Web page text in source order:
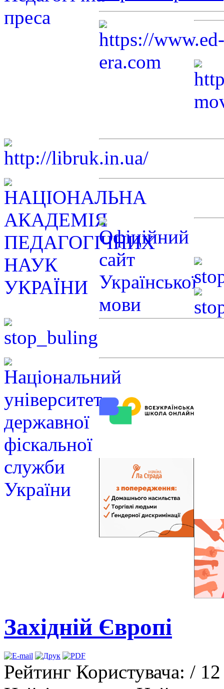
Західній Європі
Рейтинг Користувача: / 12